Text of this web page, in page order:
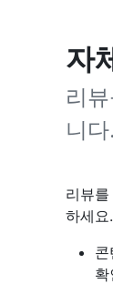
자
리
니다.
리뷰
하세요.
확